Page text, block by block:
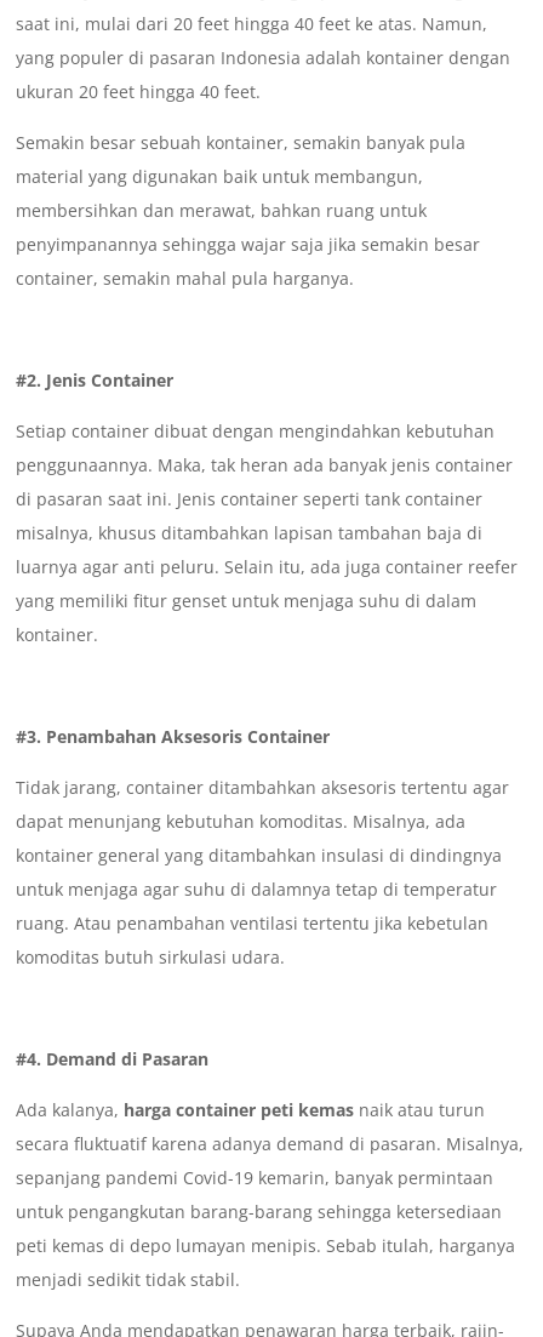
saat ini, mulai dari 20 feet hingga 40 feet ke atas. Namun,
yang populer di pasaran Indonesia adalah kontainer dengan
ukuran 20 feet hingga 40 feet.
Semakin besar sebuah kontainer, semakin banyak pula
material yang digunakan baik untuk membangun,
membersihkan dan merawat, bahkan ruang untuk
penyimpanannya sehingga wajar saja jika semakin besar
container, semakin mahal pula harganya.
#2. Jenis Container
Setiap container dibuat dengan mengindahkan kebutuhan
penggunaannya. Maka, tak heran ada banyak jenis container
di pasaran saat ini. Jenis container seperti tank container
misalnya, khusus ditambahkan lapisan tambahan baja di
luarnya agar anti peluru. Selain itu, ada juga container reefer
yang memiliki fitur genset untuk menjaga suhu di dalam
kontainer.
#3. Penambahan Aksesoris Container
Tidak jarang, container ditambahkan aksesoris tertentu agar
dapat menunjang kebutuhan komoditas. Misalnya, ada
kontainer general yang ditambahkan insulasi di dindingnya
untuk menjaga agar suhu di dalamnya tetap di temperatur
ruang. Atau penambahan ventilasi tertentu jika kebetulan
komoditas butuh sirkulasi udara.
#4. Demand di Pasaran
Ada kalanya, harga container peti kemas naik atau turun
secara fluktuatif karena adanya demand di pasaran. Misalnya,
sepanjang pandemi Covid-19 kemarin, banyak permintaan
untuk pengangkutan barang-barang sehingga ketersediaan
peti kemas di depo lumayan menipis. Sebab itulah, harganya
menjadi sedikit tidak stabil.
Supaya Anda mendapatkan penawaran harga terbaik, rajin-